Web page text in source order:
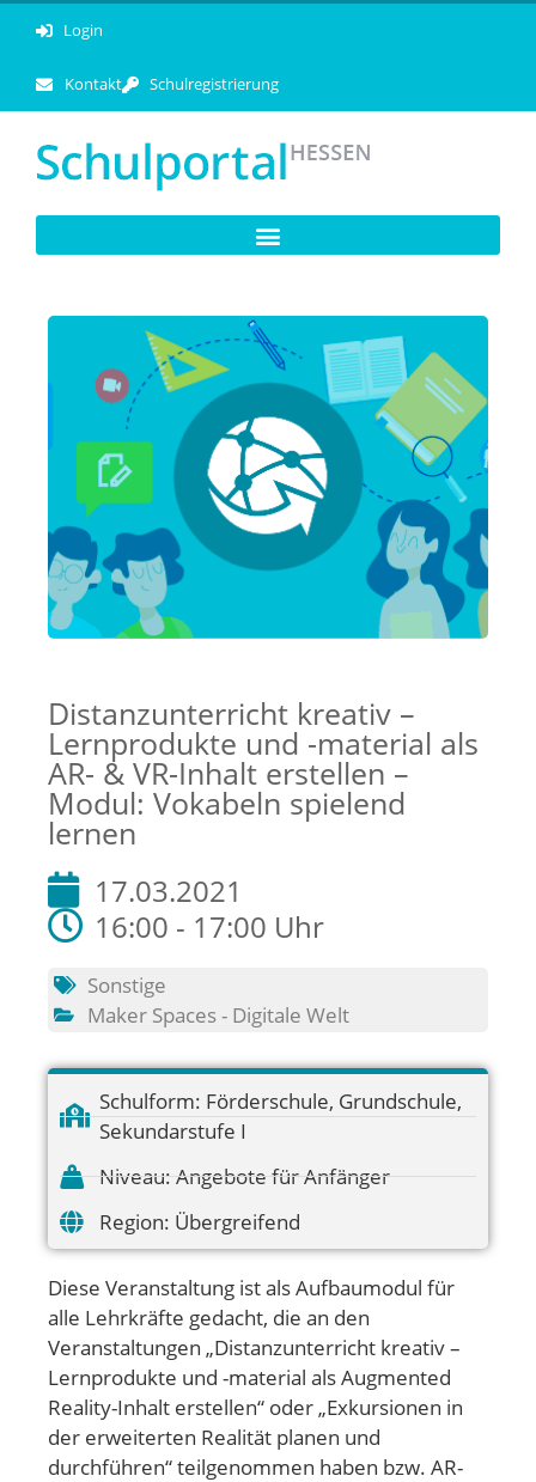
Login
Kontakt Schulregistrierung
Distanzunterricht kreativ –
Lernprodukte und -material als
AR- & VR-Inhalt erstellen –
Modul: Vokabeln spielend
lernen
17.03.2021
16:00 - 17:00 Uhr
Sonstige
Maker Spaces - Digitale Welt
Schulform: Förderschule, Grundschule,
Sekundarstufe I
Niveau: Angebote für Anfänger
Region: Übergreifend
Diese Veranstaltung ist als Aufbaumodul für
alle Lehrkräfte gedacht, die an den
Veranstaltungen „Distanzunterricht kreativ –
Lernprodukte und -material als Augmented
Reality-Inhalt erstellen“ oder „Exkursionen in
der erweiterten Realität planen und
durchführen“ teilgenommen haben bzw. AR-